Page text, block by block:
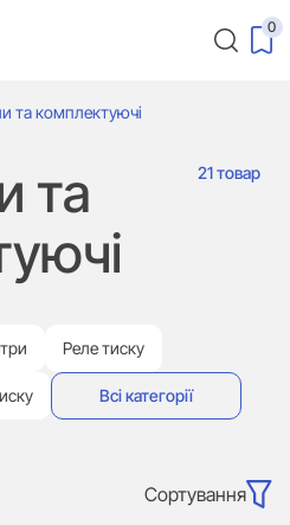
0
та комплектуючі
та
21 товар
Реле тиску
Всі категорії
Сортування